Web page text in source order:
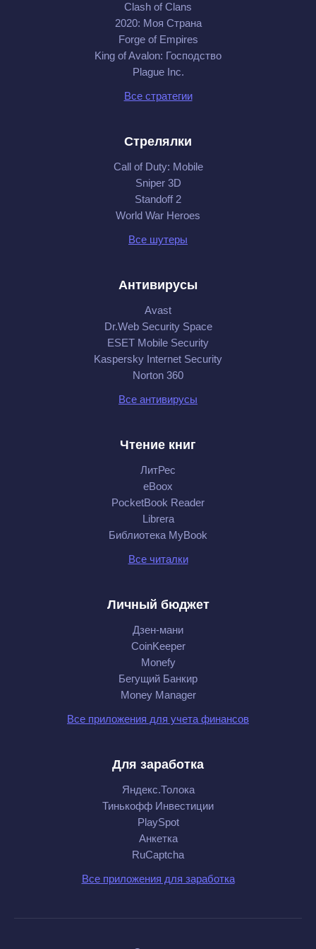
Clash of Clans
2020: Моя Cтрана
Forge of Empires
King of Avalon: Господство
Plague Inc.
Все стратегии
Стрелялки
Call of Duty: Mobile
Sniper 3D
Standoff 2
World War Heroes
Все шутеры
Антивирусы
Avast
Dr.Web Security Space
ESET Mobile Security
Kaspersky Internet Security
Norton 360
Все антивирусы
Чтение книг
ЛитРес
eBoox
PocketBook Reader
Librera
Библиотека MyBook
Все читалки
Личный бюджет
Дзен-мани
CoinKeeper
Monefy
Бегущий Банкир
Money Manager
Все приложения для учета финансов
Для заработка
Яндекс.Толока
Тинькофф Инвестиции
PlaySpot
Анкетка
RuCaptcha
Все приложения для заработка